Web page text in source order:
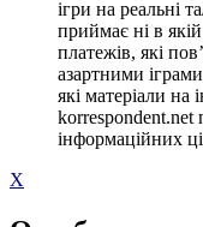
ігри на реальні
приймає ні в
платежів, які
азартними
які матеріали на
korrespondent.net
інформаційних
X